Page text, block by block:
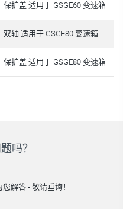
保护盖 适用于 GSGE60 变速箱
双轴 适用于 GSGE80 变速箱
保护盖 适用于 GSGE80 变速箱
吗？
解答 - 敬请垂询！